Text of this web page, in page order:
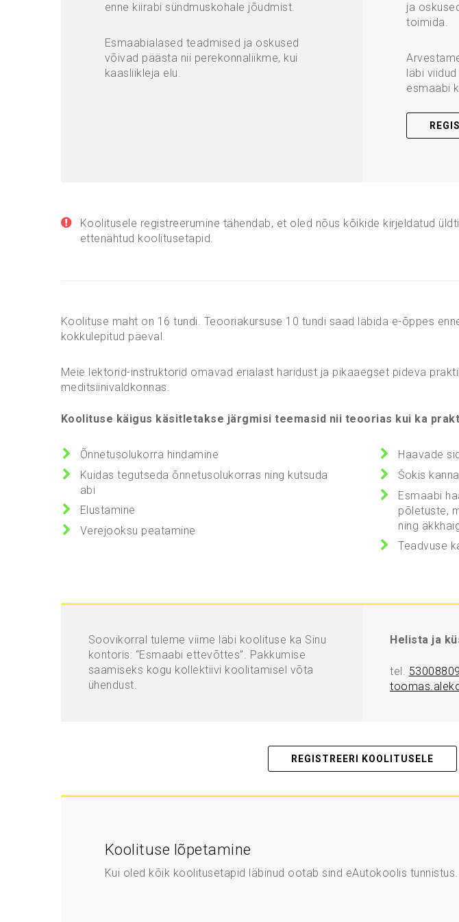
enne kiirabi sündmuskohale jõudmist.
Esmaabialased teadmised ja oskused
võivad päästa nii perekonnaliikme, kui
kaasliikleja elu.
ja
toimida.
läbi
esmaabi
Koolitusele registreerumine tähendab, et oled nõus kõikide kirjeldatud
ettenähtud koolitusetapid.
Koolituse maht on 16 tundi. Teooriakursuse 10 tundi saad läbida e-õppes
kokkulepitud päeval.
Meie lektorid-instruktorid omavad erialast haridust ja pikaaegset pideva
meditsiinivaldkonnas.
Koolituse käigus käsitletakse järgmisi teemasid nii teoorias kui ka
Õnnetusolukorra hindamine
Kuidas tegutseda õnnetusolukorras ning kutsuda
abi
Elustamine
Verejooksu peatamine
Haavade
Šokis
Esmaabi
põletuste,
ning
Teadvuse
Soovikorral tuleme viime läbi koolituse ka Sinu
kontoris: “Esmaabi ettevõttes”. Pakkumise
saamiseks kogu kollektiivi koolitamisel võta
ühendust.
Helista ja
tel. 53008809
REGISTREERI KOOLITUSELE
Koolituse lõpetamine
Kui oled kõik koolitusetapid läbinud ootab sind eAutokoolis tunnistus.